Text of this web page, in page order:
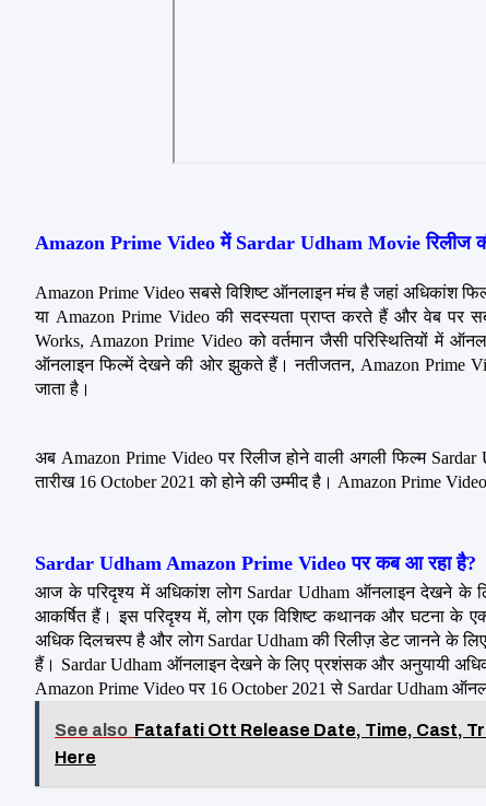
Amazon Prime Video में Sardar Udham Movie रिलीज
Amazon Prime Video सबसे विशिष्ट ऑनलाइन मंच है जहां अधिकांश
या Amazon Prime Video की सदस्यता प्राप्त करते हैं और वेब
Works, Amazon Prime Video को वर्तमान जैसी परिस्थितियों में
ऑनलाइन फिल्में देखने की ओर झुकते हैं। नतीजतन, Amazon Prime
जाता है।
अब Amazon Prime Video पर रिलीज होने वाली अगली फिल्म
तारीख 16 October 2021 को होने की उम्मीद है। Amazon Prime
Sardar Udham Amazon Prime Video पर कब आ रहा है?
आज के परिदृश्य में अधिकांश लोग Sardar Udham ऑनलाइन देखने के
आकर्षित हैं। इस परिदृश्य में, लोग एक विशिष्ट कथानक और घटना के
अधिक दिलचस्प है और लोग Sardar Udham की रिलीज़ डेट जानने के
हैं। Sardar Udham ऑनलाइन देखने के लिए प्रशंसक और अनुयायी
Amazon Prime Video पर 16 October 2021 से Sardar Udham
See also Fatafati Ott Release Date, Time, Cast,
Here